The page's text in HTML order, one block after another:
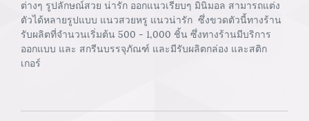
ต่างๆ รูปลักษณ์สวย น่ารัก ออกแนวเรียบๆ มินิมอล สามารถแต่ง
ตัวได้หลายรูปแบบ แนวสวยหรู แนวน่ารัก ซึ่งขวดตัวนี้ทางร้าน
รับผลิตที่จำนวนเริ่มต้น 500 - 1,000 ชิ้น ซึ่งทางร้านมีบริการ
ออกแบบ และ สกรีนบรรจุภัณฑ์ และมีรับผลิตกล่อง และสติก
เกอร์